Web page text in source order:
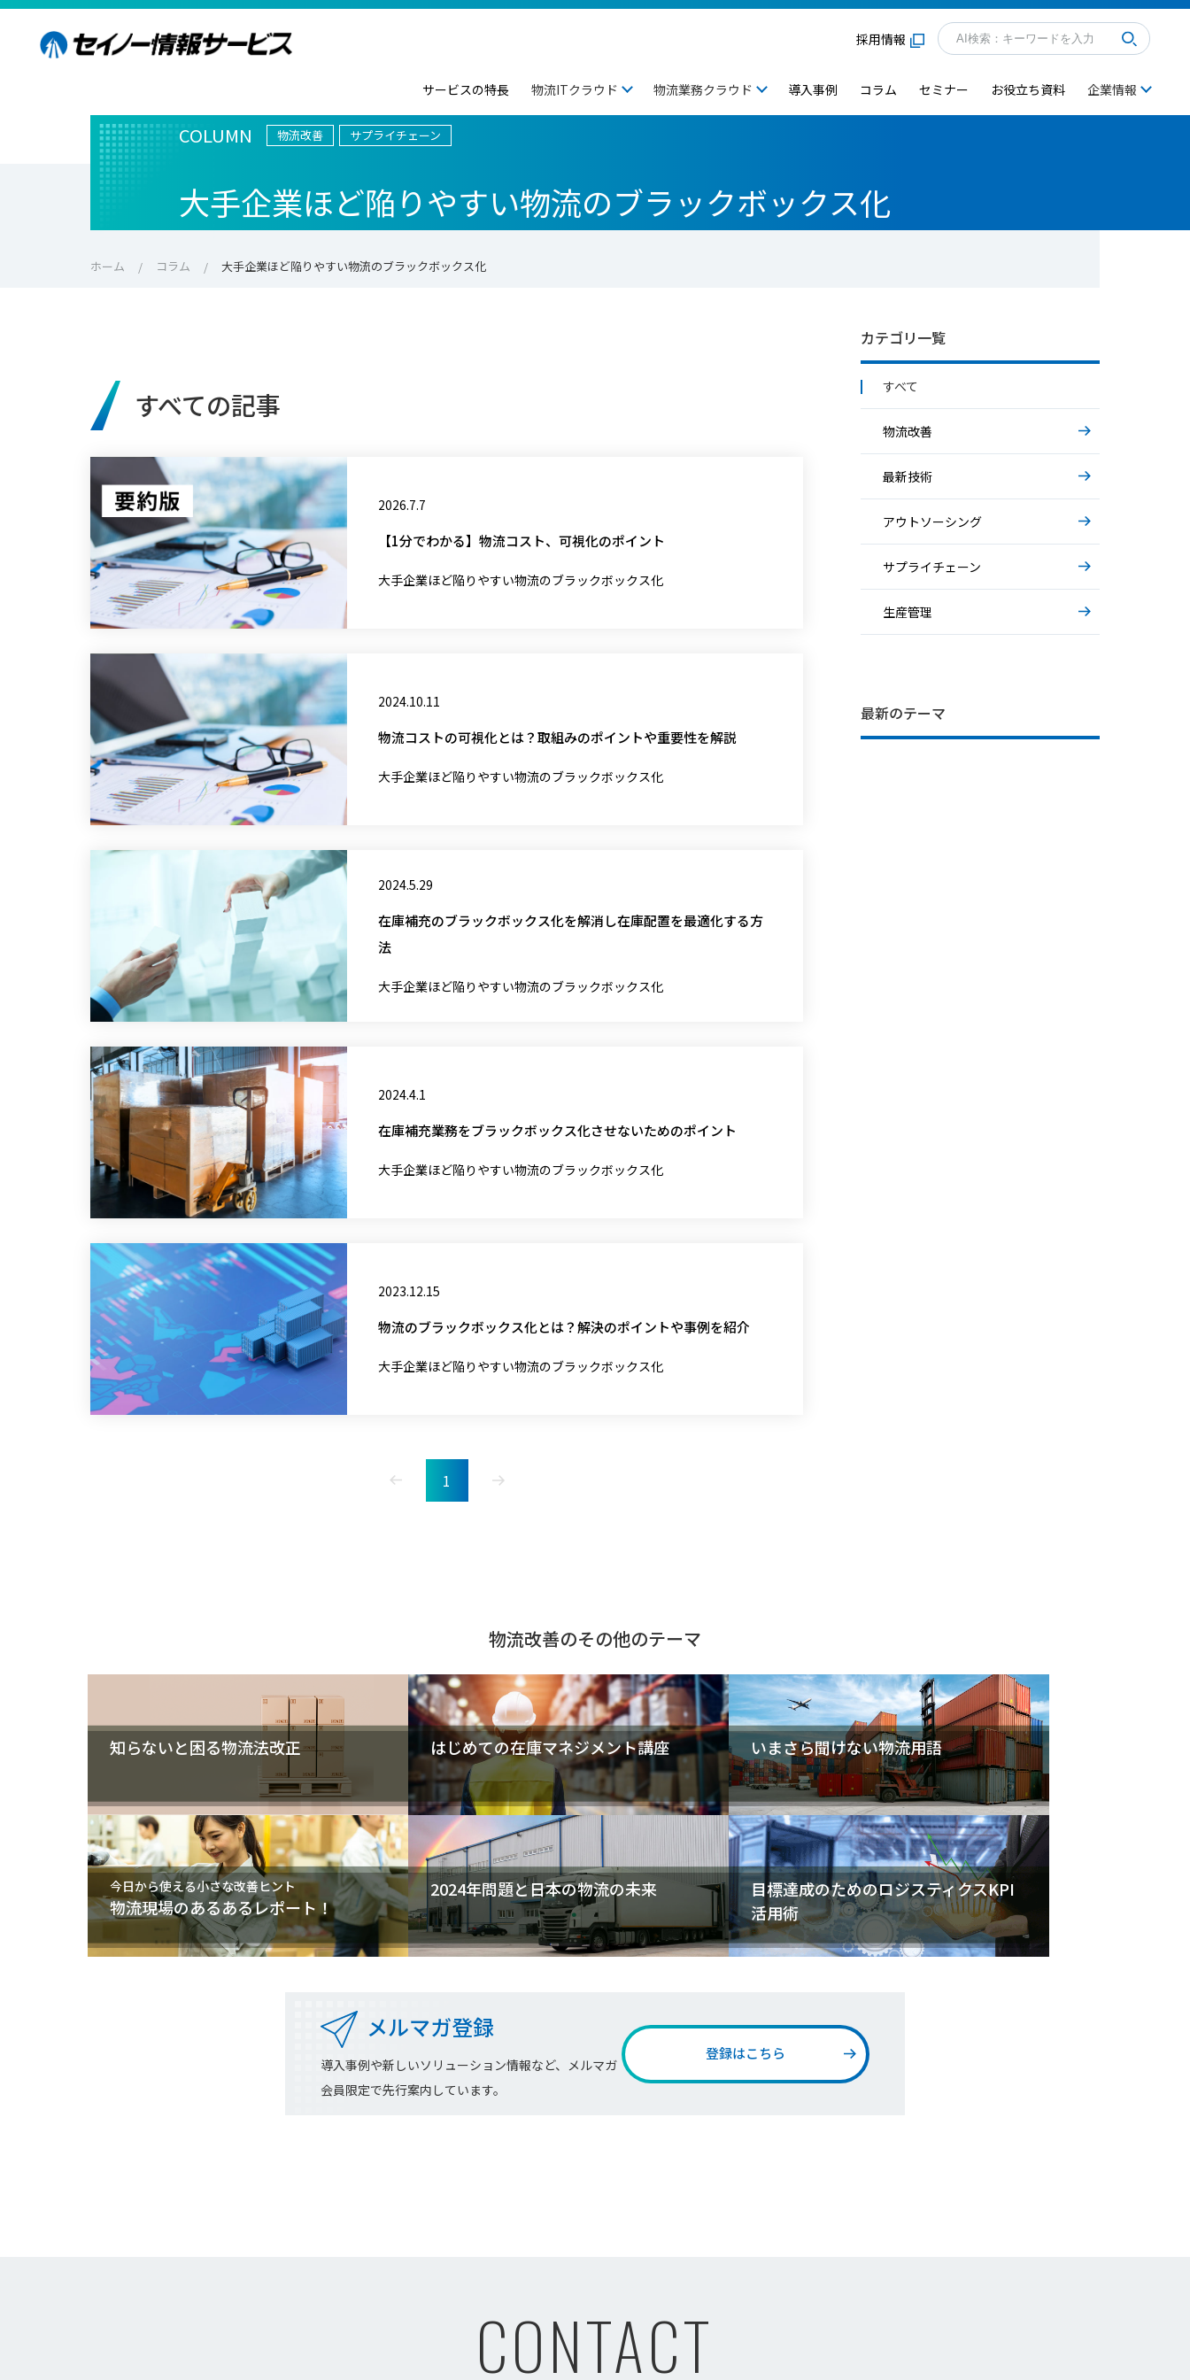
採用情報
サービスの特長 物流ITクラウド 物流業務クラウド 導入事例 コラム セミナー お役立ち資料 企業情報
COLUMN 物流改善 サプライチェーン
大手企業ほど陥りやすい物流のブラックボックス化
ホーム コラム 大手企業ほど陥りやすい物流のブラックボックス化
すべての記事
2026.7.7
【1分でわかる】物流コスト、可視化のポイント
大手企業ほど陥りやすい物流のブラックボックス化
2024.10.11
物流コストの可視化とは？取組みのポイントや重要性を解説
大手企業ほど陥りやすい物流のブラックボックス化
2024.5.29
在庫補充のブラックボックス化を解消し在庫配置を最適化する方
法
大手企業ほど陥りやすい物流のブラックボックス化
2024.4.1
在庫補充業務をブラックボックス化させないためのポイント
大手企業ほど陥りやすい物流のブラックボックス化
2023.12.15
物流のブラックボックス化とは？解決のポイントや事例を紹介
大手企業ほど陥りやすい物流のブラックボックス化
1
カテゴリ一覧
すべて
物流改善
最新技術
アウトソーシング
サプライチェーン
生産管理
最新のテーマ
IT部門の困りごと… システム運用の
裏側
基礎から解説～AIエージェント～
基礎から解説～物流アウトソーシング
～
物流改善のその他のテーマ
知らないと困る物流法改正 はじめての在庫マネジメント講座 いまさら聞けない物流用語
今日から使える小さな改善ヒント
物流現場のあるあるレポート！
2024年問題と日本の物流の未来
目標達成のためのロジスティクスKPI
活用術
メルマガ登録
導入事例や新しいソリューション情報など、メルマガ
会員限定で先行案内しています。
登録はこちら
CONTACT